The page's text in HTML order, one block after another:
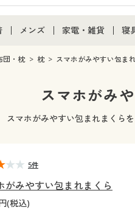
販すべて
メンズ
メンズ通販すべて
メンズファッション
メンズ下着
家電・雑貨
家電・雑貨すべて
キッチン・雑貨・
寝
寝
家
寝
団・枕 枕 スマホがみやすい包ま
スマホがみ
スマホがみやすい包まれまくら
がみやすい包まれまくら
(税込)
5件